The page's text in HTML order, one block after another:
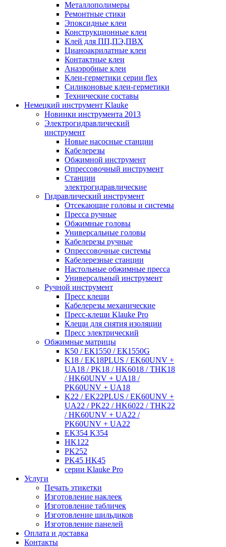
Металлополимеры
Ремонтные стики
Эпоксидные клеи
Конструкционные клеи
Клей для ПП,ПЭ,ПВХ
Цианоакрилатные клеи
Контактные клеи
Анаэробные клеи
Клеи-герметики серии flex
Силиконовые клеи-герметики
Технические составы
Немецкий инструмент Klauke
Новинки инструмента 2013
Электрогидравлический
инструмент
Новые насосные станции
Кабелерезы
Обжимной инструмент
Опрессовочный инструмент
Станции
электрогидравлические
Гидравлический инструмент
Отсекающие головы и системы
Пресса ручные
Обжимные головы
Универсальные головы
Кабелерезы ручные
Опрессовочные системы
Кабелерезные станции
Настольные обжимные пресса
Универсальный инструмент
Ручной инструмент
Пресс клещи
Кабелерезы механические
Пресс-клещи Klauke Pro
Клещи для снятия изоляции
Пресс электрический
Обжимные матрицы
К50 / ЕК1550 / ЕК1550G
K18 / EK18PLUS / EK60UNV +
UA18 / PK18 / HK6018 / THK18
/ HK60UNV + UA18 /
PK60UNV + UA18
K22 / EK22PLUS / EK60UNV +
UA22 / PK22 / HK6022 / THK22
/ HK60UNV + UA22 /
PK60UNV + UA22
EK354 K354
HK122
PK252
PK45 HK45
серии Klauke Pro
Услуги
Печать этикетки
Изготовление наклеек
Изготовление табличек
Изготовление шильдиков
Изготовление панелей
Оплата и доставка
Контакты